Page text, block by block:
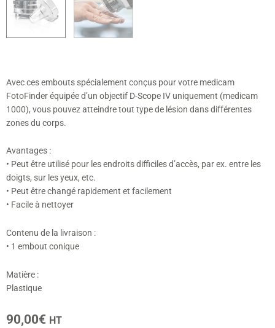
Avec ces embouts spécialement conçus pour votre medicam
FotoFinder équipée d’un objectif D-Scope IV uniquement (medicam
1000), vous pouvez atteindre tout type de lésion dans différentes
zones du corps.
Avantages :
• Peut être utilisé pour les endroits difficiles d’accès, par ex. entre les
doigts, sur les yeux, etc.
• Peut être changé rapidement et facilement
• Facile à nettoyer
Contenu de la livraison :
• 1 embout conique
Matière :
Plastique
90,00€ HT